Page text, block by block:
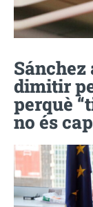
Sánchez
dimitir
perquè
no és